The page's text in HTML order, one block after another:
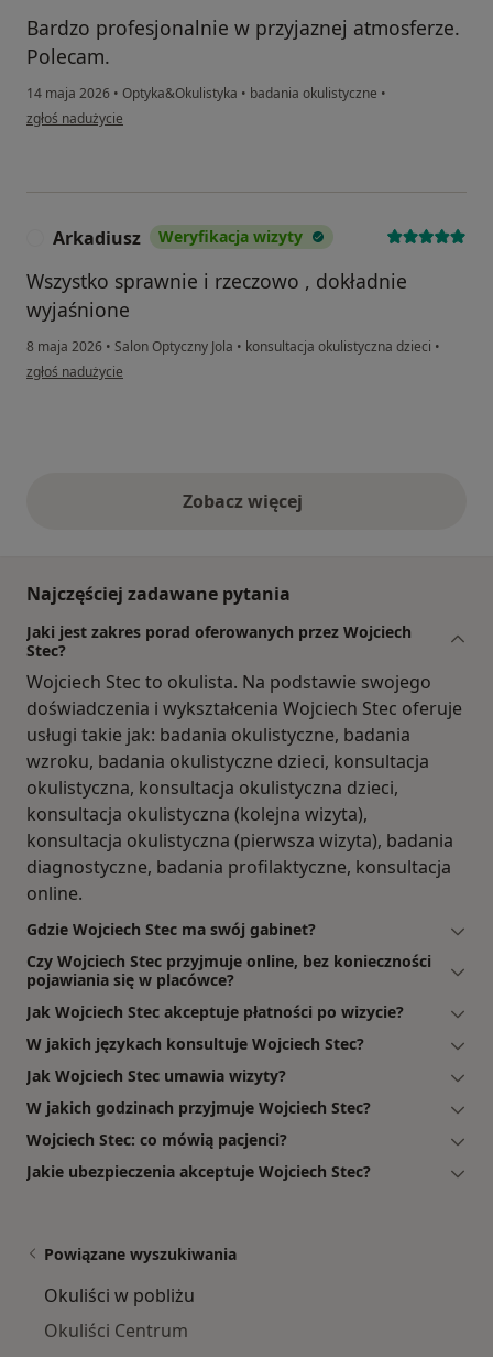
Bardzo profesjonalnie w przyjaznej atmosferze.
Polecam.
14 maja 2026 • Optyka&Okulistyka • badania okulistyczne •
w opinii użytkownika Ewa W. K.
zgłoś nadużycie
Arkadiusz Weryfikacja wizyty
Wszystko sprawnie i rzeczowo , dokładnie
wyjaśnione
8 maja 2026 • Salon Optyczny Jola • konsultacja okulistyczna dzieci •
w opinii użytkownika Arkadiusz
zgłoś nadużycie
Zobacz więcejopinie powyżej
Najczęściej zadawane pytania
Jaki jest zakres porad oferowanych przez Wojciech
Stec?
Wojciech Stec to okulista. Na podstawie swojego
doświadczenia i wykształcenia Wojciech Stec oferuje
usługi takie jak: badania okulistyczne, badania
wzroku, badania okulistyczne dzieci, konsultacja
okulistyczna, konsultacja okulistyczna dzieci,
konsultacja okulistyczna (kolejna wizyta),
konsultacja okulistyczna (pierwsza wizyta), badania
diagnostyczne, badania profilaktyczne, konsultacja
online.
Gdzie Wojciech Stec ma swój gabinet?
Czy Wojciech Stec przyjmuje online, bez konieczności
pojawiania się w placówce?
Jak Wojciech Stec akceptuje płatności po wizycie?
W jakich językach konsultuje Wojciech Stec?
Jak Wojciech Stec umawia wizyty?
W jakich godzinach przyjmuje Wojciech Stec?
Wojciech Stec: co mówią pacjenci?
Jakie ubezpieczenia akceptuje Wojciech Stec?
Powiązane wyszukiwania
Okuliści w pobliżu
Okuliści Centrum